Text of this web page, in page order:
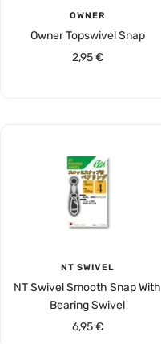
OWNER
Owner Topswivel Snap
Angebotspreis
2,95 €
NT SWIVEL
NT Swivel Smooth Snap With
Bearing Swivel
Angebotspreis
6,95 €